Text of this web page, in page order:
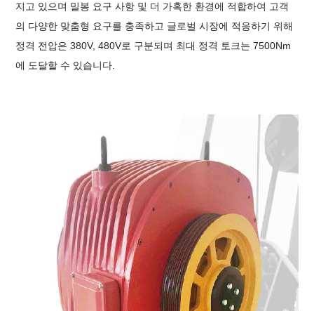
지고 있으며 밀봉 요구 사항 및 더 가혹한 환경에 적합하여 고객
의 다양한 맞춤형 요구를 충족하고 글로벌 시장에 적응하기 위해
정격 전압은 380V, 480V로 구분되며 최대 정격 토크는 7500Nm
에 도달할 수 있습니다.